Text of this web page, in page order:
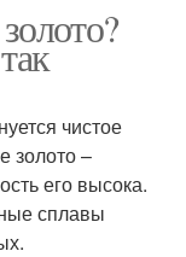
чистое
золото –
его высока.
сплавы